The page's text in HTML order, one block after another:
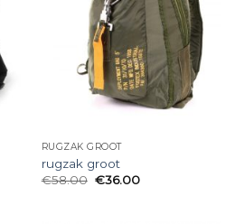
RUGZAK GROOT
rugzak groot
€58.00 €36.00